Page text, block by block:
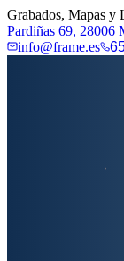
Grabados, Mapas y
Pardiñas 69, 28006
info@frame.es